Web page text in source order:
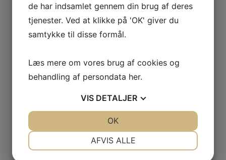
Fooseng Dim Sum Sieuw Maai Pork
1300gr ( 50psc)
150,00kr. Inkl.moms Udsolgt
Fooseng Chicken Samosa 1450gr
185,00
Læg i kurv
de har indsamlet gennem din brug af deres
tjenester. Ved at klikke på 'OK' giver du
samtykke til disse formål.
Læs mere om vores brug af cookies og
behandling af persondata her.
VIS DETALJER
AFVIS ALLE
OK